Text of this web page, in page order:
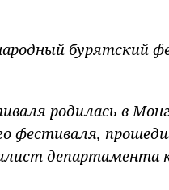
бурятский
родилась в
фестиваля,
департамента